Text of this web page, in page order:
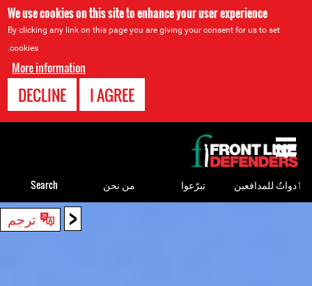
We use cookies on this site to enhance your user experience
By clicking any link on this page you are giving your consent for us to set
cookies.
More information
I AGREE
DECLINE
< ترجم
to
top
ٲدواتٌ للمدافعين تبرّعوا من نحن Search